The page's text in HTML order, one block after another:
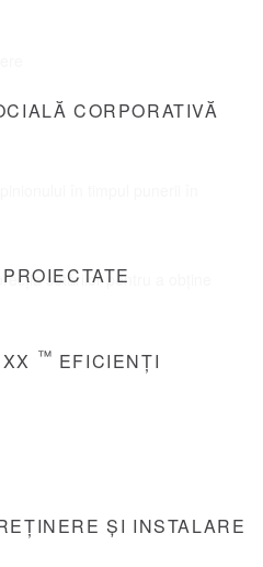
CORPORATIVĂ
™ EFICIENȚI
ȘI INSTALARE
în timpul punerii în
setărilor pentru a obține